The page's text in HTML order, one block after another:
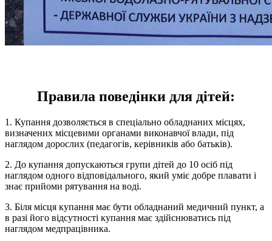
Правила поведінки для дітей:
1. Купання дозволяється в спеціально обладнаних місцях,
визначених місцевими органами виконавчої влади, під
наглядом дорослих (педагогів, керівників або батьків).
2. До купання допускаються групи дітей до 10 осіб під
наглядом одного відповідального, який уміє добре плавати і
знає прийоми рятування на воді.
3. Біля місця купання має бути обладнаний медичний пункт, а
в разі його відсутності купання має здійснюватись під
наглядом медпрацівника.